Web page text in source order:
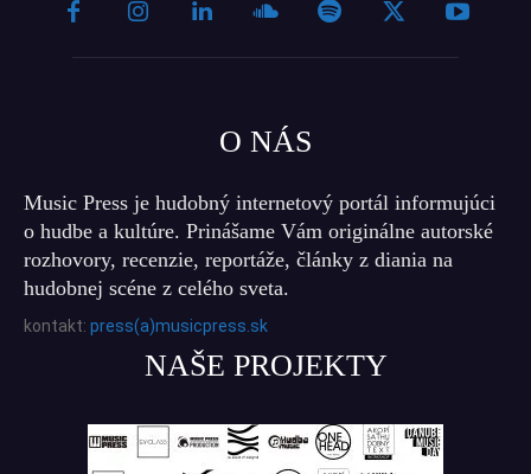
O NÁS
Music Press je hudobný internetový portál informujúci
o hudbe a kultúre. Prinášame Vám originálne autorské
rozhovory, recenzie, reportáže, články z diania na
hudobnej scéne z celého sveta.
kontakt: press(a)musicpress.sk
NAŠE PROJEKTY